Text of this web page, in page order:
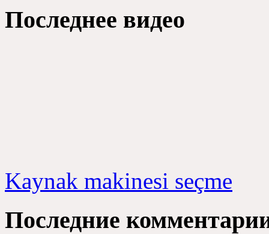
Последнее видео
Kaynak makinesi seçme
Последние